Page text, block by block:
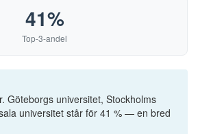
41%
Top-3-andel
Göteborgs universitet, Stockholms
universitet står för 41 % — en bred